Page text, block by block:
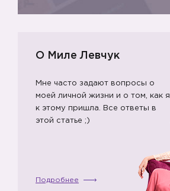
О Миле Левчук
Мне часто задают вопросы о
моей личной жизни и о том, как я
к этому пришла. Все ответы в
этой статье ;)
Подробнее